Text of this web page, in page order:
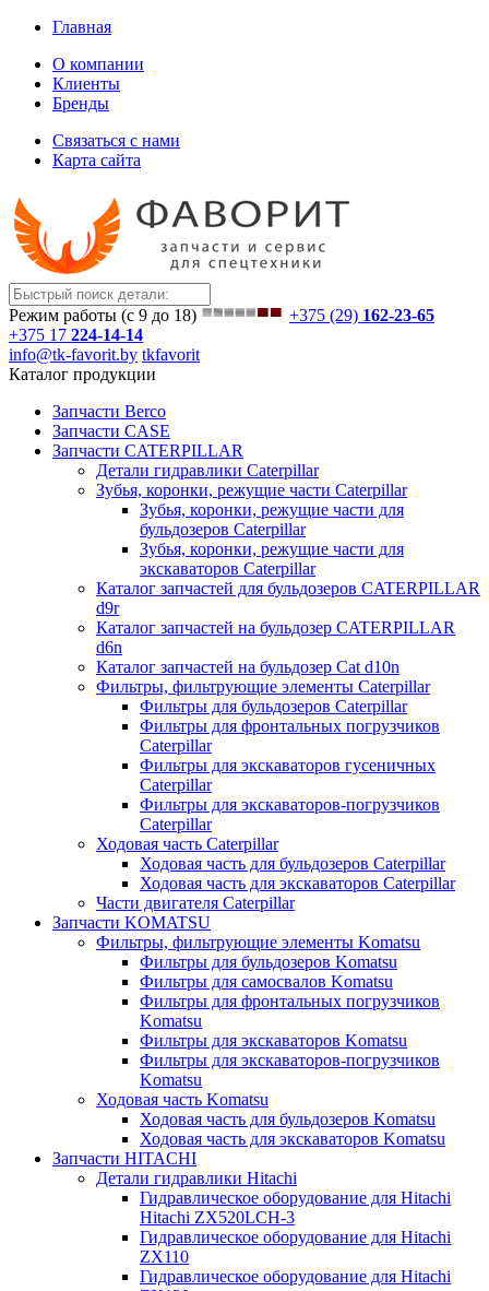
Главная
О компании
Клиенты
Бренды
Связаться с нами
Карта сайта
Режим работы (с 9 до 18) +375 (29) 162-23-65
+375 17 224-14-14
info@tk-favorit.by tkfavorit
Каталог продукции
Запчасти Berco
Запчасти CASE
Запчасти CATERPILLAR
Детали гидравлики Caterpillar
Зубья, коронки, режущие части Caterpillar
Зубья, коронки, режущие части для
бульдозеров Caterpillar
Зубья, коронки, режущие части для
экскаваторов Caterpillar
Каталог запчастей для бульдозеров CATERPILLAR
d9r
Каталог запчастей на бульдозер CATERPILLAR
d6n
Каталог запчастей на бульдозер Сat d10n
Фильтры, фильтрующие элементы Caterpillar
Фильтры для бульдозеров Caterpillar
Фильтры для фронтальных погрузчиков
Caterpillar
Фильтры для экскаваторов гусеничных
Caterpillar
Фильтры для экскаваторов-погрузчиков
Caterpillar
Ходовая часть Caterpillar
Ходовая часть для бульдозеров Caterpillar
Ходовая часть для экскаваторов Caterpillar
Части двигателя Caterpillar
Запчасти KOMATSU
Фильтры, фильтрующие элементы Komatsu
Фильтры для бульдозеров Komatsu
Фильтры для самосвалов Komatsu
Фильтры для фронтальных погрузчиков
Komatsu
Фильтры для экскаваторов Komatsu
Фильтры для экскаваторов-погрузчиков
Komatsu
Ходовая часть Komatsu
Ходовая часть для бульдозеров Komatsu
Ходовая часть для экскаваторов Komatsu
Запчасти HITACHI
Детали гидравлики Hitachi
Гидравлическое оборудование для Hitachi
Hitachi ZX520LCH-3
Гидравлическое оборудование для Hitachi
ZX110
Гидравлическое оборудование для Hitachi